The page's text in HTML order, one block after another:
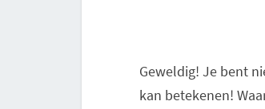
Geweldig! Je bent
kan betekenen!